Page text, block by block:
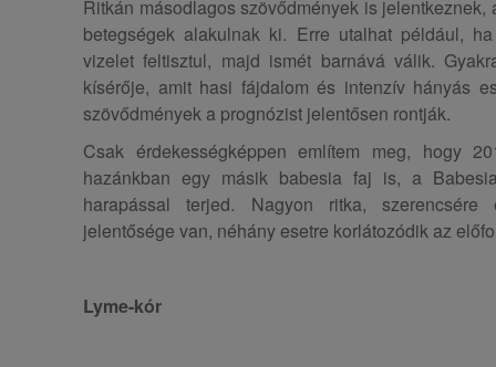
Ritkán másodlagos szövődmények is
betegségek alakulnak ki. Erre utalhat például,
vizelet feltisztul, majd ismét barnává válik.
kísérője, amit hasi fájdalom és intenzív hányás
szövődmények a prognózist jelentősen rontják.
Csak érdekességképpen említem meg, hogy
hazánkban egy másik babesia faj is, a
harapással terjed. Nagyon ritka, szerencsére
jelentősége van, néhány esetre korlátozódik az
Lyme-kór